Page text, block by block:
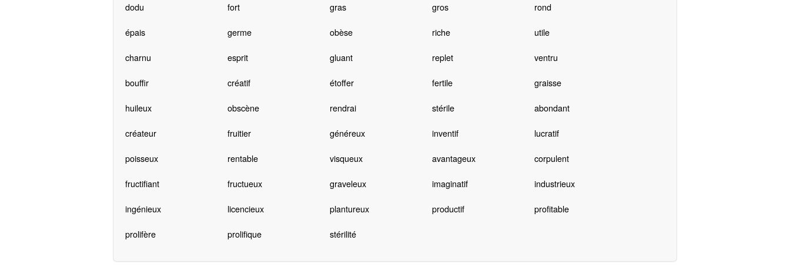
dodu fort gras gros rond
épais germe obèse riche utile
charnu esprit gluant replet ventru
bouffir créatif étoffer fertile graisse
huileux obscène rendrai stérile abondant
créateur fruitier généreux inventif lucratif
poisseux rentable visqueux avantageux corpulent
fructifiant fructueux graveleux imaginatif industrieux
ingénieux licencieux plantureux productif profitable
prolifère prolifique stérilité